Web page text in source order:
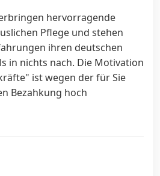
hervorragende
Pflege und stehen
ihren deutschen
in nichts nach. Die Motivation
ist wegen der für Sie
Bezahkung hoch